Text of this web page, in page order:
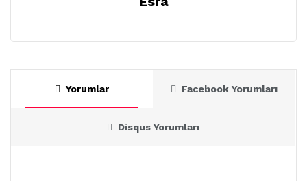
Yorumlar Facebook Yorumları
Disqus Yorumları